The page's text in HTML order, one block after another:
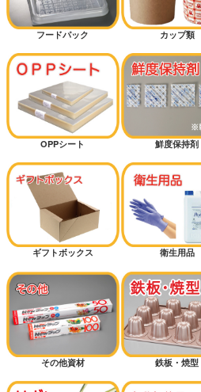
フードパック カップ類
OPPシート 鮮度保持剤
ギフトボックス 衛生用品
その他資材 鉄板・焼型